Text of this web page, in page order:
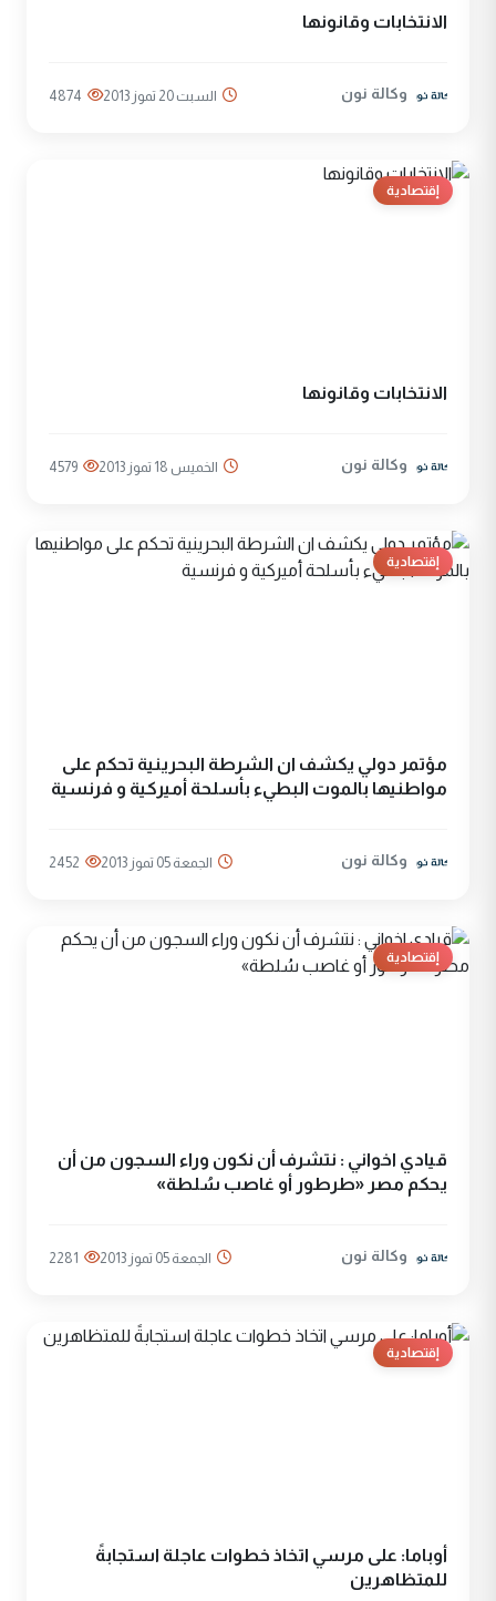
الانتخابات وقانونها
وكالة نون السبت 20 تموز 2013 4874
إقتصادية
الانتخابات وقانونها
وكالة نون الخميس 18 تموز 2013 4579
إقتصادية
مؤتمر دولي يكشف ان الشرطة البحرينية تحكم على
مواطنيها بالموت البطيء بأسلحة أميركية و فرنسية
وكالة نون الجمعة 05 تموز 2013 2452
إقتصادية
قيادي اخواني : نتشرف أن نكون وراء السجون من أن
يحكم مصر «طرطور أو غاصب سُلطة»
وكالة نون الجمعة 05 تموز 2013 2281
إقتصادية
أوباما: على مرسي اتخاذ خطوات عاجلة استجابةً
للمتظاهرين